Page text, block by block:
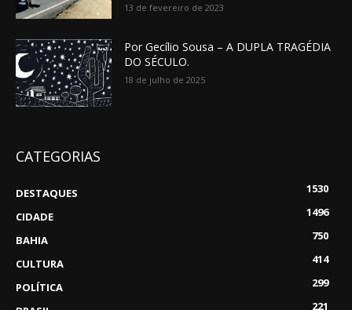
13 de fevereiro de 2023
Por Gecílio Sousa – A DUPLA TRAGÉDIA
DO SÉCULO.
18 de julho de 2025
CATEGORIAS
DESTAQUES
1530
CIDADE
1496
BAHIA
750
CULTURA
414
POLÍTICA
299
221